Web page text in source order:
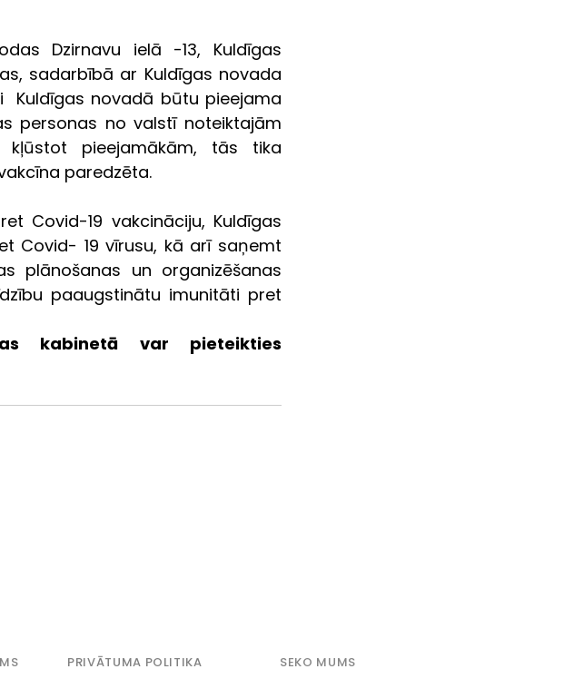
Dzirnavu ielā -13, Kuldīgas
sadarbībā ar Kuldīgas novada
Kuldīgas novadā būtu pieejama
personas no valstī noteiktajām
kļūstot pieejamākām, tās tika
paredzēta.
Covid-19 vakcināciju, Kuldīgas
Covid- 19 vīrusu, kā arī saņemt
plānošanas un organizēšanas
paaugstinātu imunitāti pret
kabinetā var pieteikties
PRIVĀTUMA POLITIKA
SEKO MUMS